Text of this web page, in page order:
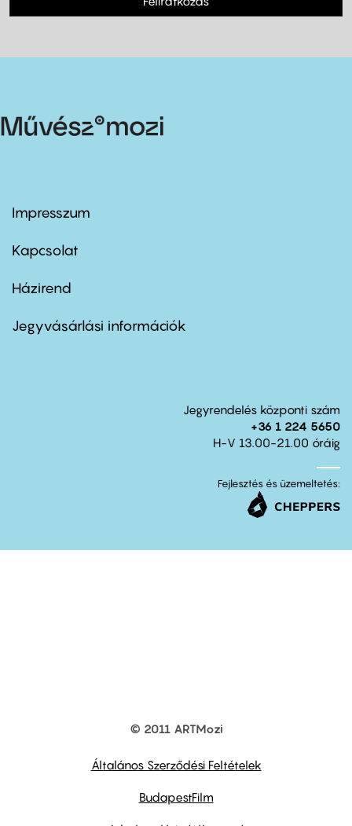
Footer
first
Impresszum
Kapcsolat
Footer
second
Házirend
Jegyvásárlási információk
Jegyrendelés központi szám
+36 1 224 5650
H-V 13.00-21.00 óráig
Fejlesztés és üzemeltetés:
© 2011 ARTMozi
Általános Szerződési Feltételek
BudapestFilm